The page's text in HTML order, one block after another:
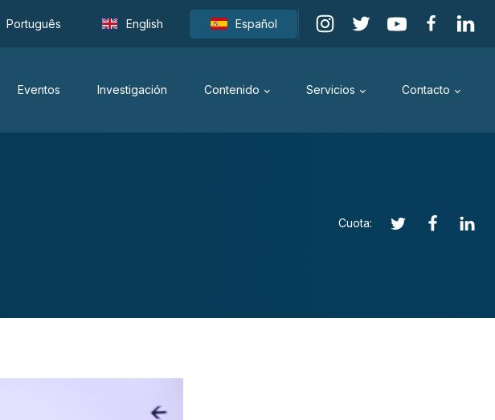
Português English Español
Eventos Investigación Contenido Servicios Contacto
Cuota: